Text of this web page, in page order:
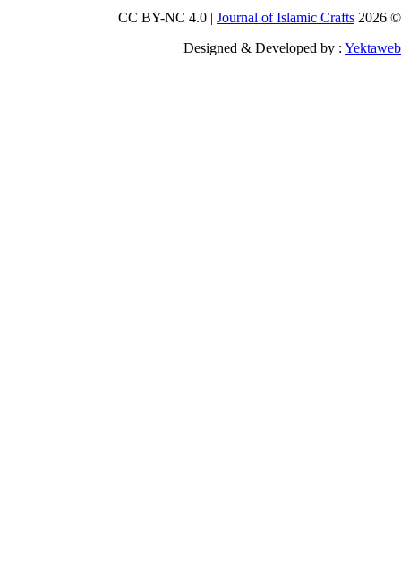
Journal of Islamic
Designed & Developed by :